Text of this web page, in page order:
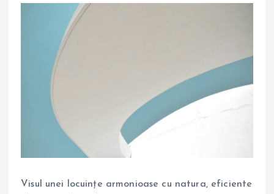
Visul unei locuințe armonioase cu natura, eficiente